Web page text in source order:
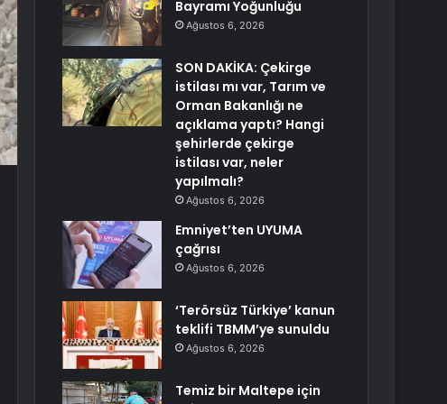
Bayramı Yoğunluğu
Ağustos 6, 2026
SON DAKİKA: Çekirge
istilası mı var, Tarım ve
Orman Bakanlığı ne
açıklama yaptı? Hangi
şehirlerde çekirge
istilası var, neler
yapılmalı?
Ağustos 6, 2026
Emniyet’ten UYUMA
çağrısı
Ağustos 6, 2026
‘Terörsüz Türkiye’ kanun
teklifi TBMM’ye sunuldu
Ağustos 6, 2026
Temiz bir Maltepe için